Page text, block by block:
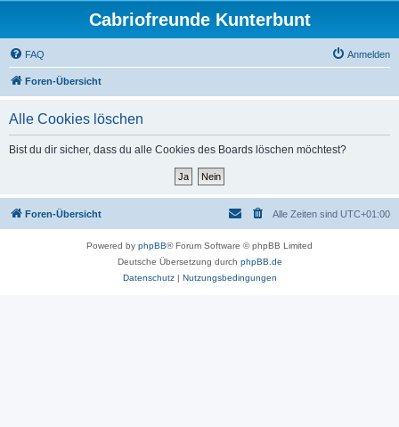
Cabriofreunde Kunterbunt
FAQ Anmelden
Foren-Übersicht
Alle Cookies löschen
Bist du dir sicher, dass du alle Cookies des Boards löschen möchtest?
Foren-Übersicht Alle Zeiten sind UTC+01:00
Powered by phpBB® Forum Software © phpBB Limited
Deutsche Übersetzung durch phpBB.de
Datenschutz| Nutzungsbedingungen